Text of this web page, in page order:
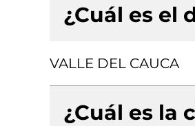
¿Cuál es el
VALLE DEL CAUCA
¿Cuál es la